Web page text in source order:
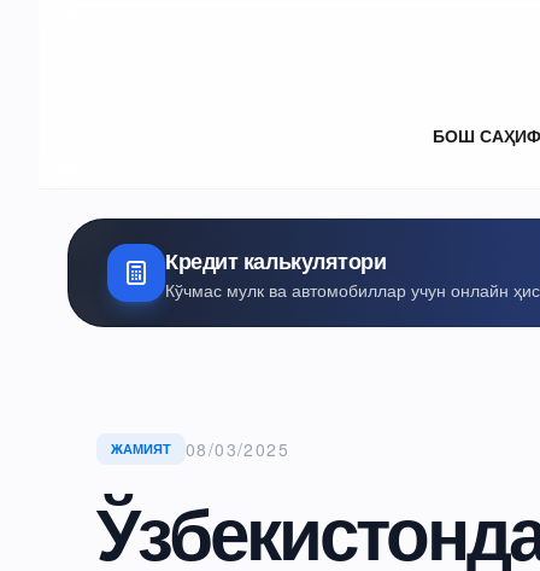
БОШ
Кредит калькулятори
Кўчмас мулк ва автомобиллар учун онлайн
ЖАМИЯТ 08/03/2025